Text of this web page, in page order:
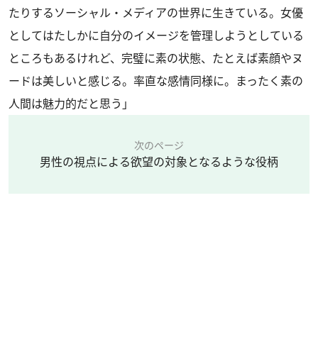
たりするソーシャル・メディアの世界に生きている。女優
としてはたしかに自分のイメージを管理しようとしている
ところもあるけれど、完璧に素の状態、たとえば素顔やヌ
ードは美しいと感じる。率直な感情同様に。まったく素の
人間は魅力的だと思う」
次のページ
男性の視点による欲望の対象となるような役柄